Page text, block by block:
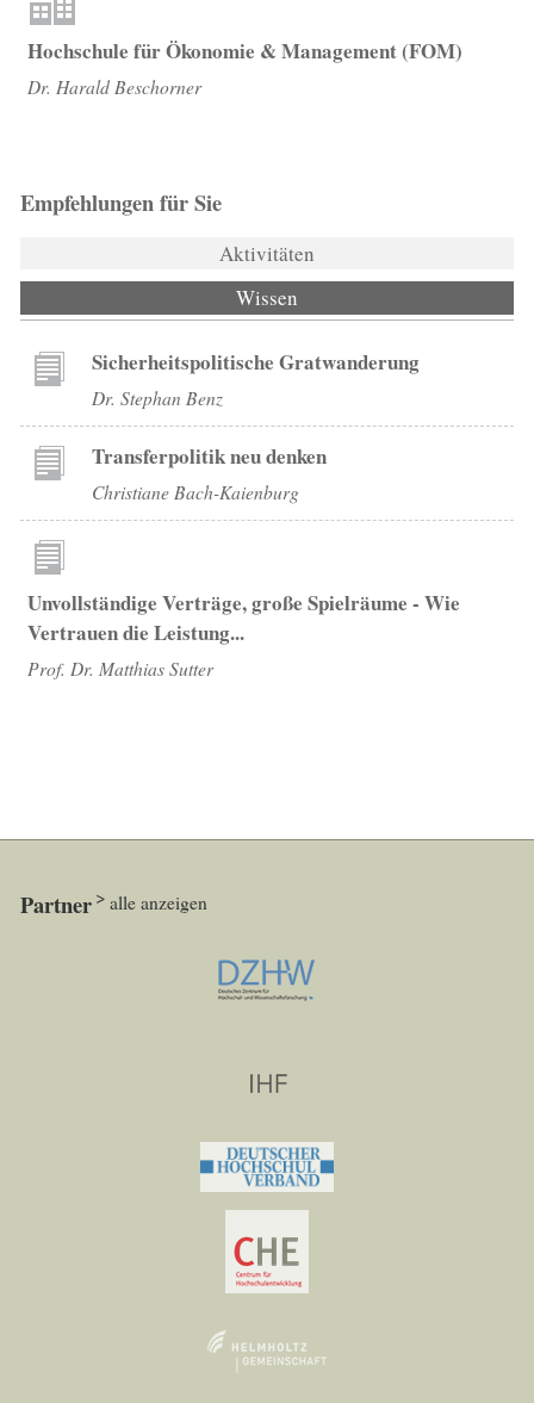
Hochschule für Ökonomie & Management (FOM)
Dr. Harald Beschorner
Empfehlungen für Sie
Aktivitäten
Wissen
Sicherheitspolitische Gratwanderung
Dr. Stephan Benz
Transferpolitik neu denken
Christiane Bach-Kaienburg
Unvollständige Verträge, große Spielräume - Wie
Vertrauen die Leistung...
Prof. Dr. Matthias Sutter
Partner alle anzeigen